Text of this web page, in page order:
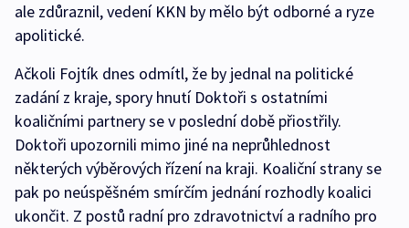
ale zdůraznil, vedení KKN by mělo být odborné a ryze
apolitické.
Ačkoli Fojtík dnes odmítl, že by jednal na politické
zadání z kraje, spory hnutí Doktoři s ostatními
koaličními partnery se v poslední době přiostřily.
Doktoři upozornili mimo jiné na neprůhlednost
některých výběrových řízení na kraji. Koaliční strany se
pak po neúspěšném smírčím jednání rozhodly koalici
ukončit. Z postů radní pro zdravotnictví a radního pro